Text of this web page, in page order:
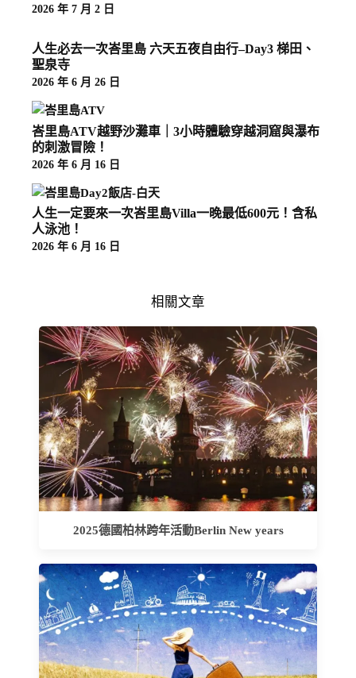
2026 年 7 月 2 日
人生必去一次峇里島 六天五夜自由行–Day3 梯田、
聖泉寺
2026 年 6 月 26 日
峇里島ATV越野沙灘車｜3小時體驗穿越洞窟與瀑布
的刺激冒險！
2026 年 6 月 16 日
人生一定要來一次峇里島Villa一晚最低600元！含私
人泳池！
2026 年 6 月 16 日
相關文章
2025德國柏林跨年活動Berlin New years